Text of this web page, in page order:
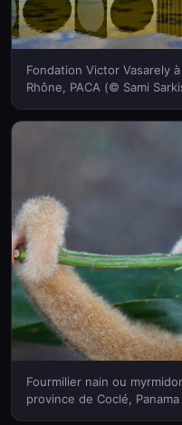
Fondation Victor Vasarely
Rhône, PACA (© Sami
Fourmilier nain ou
province de Coclé,